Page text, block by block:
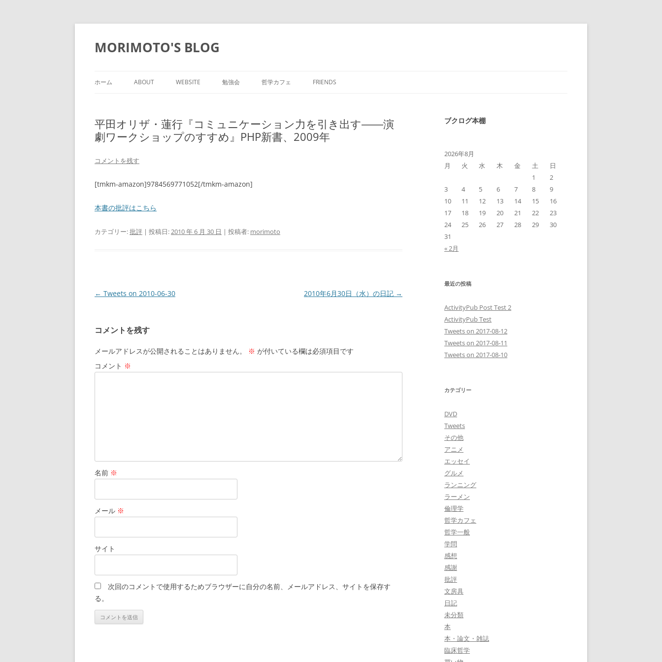
コ
ン
ツ
ッ
MORIMOTO'S BLOG
ホーム ABOUT WEBSITE 勉強会 哲学カフェ FRIENDS
平田オリザ・蓮行『コミュニケーション力を引き出す――演
劇ワークショップのすすめ』PHP新書、2009年
コメントを残す
[tmkm-amazon]9784569771052[/tmkm-amazon]
本書の批評はこちら
カテゴリー:批評 | 投稿日:2010 年 6 月 30 日 | 投稿者: morimoto
投
ビ
ゲ
ー
シ
← Tweets on 2010-06-30 2010年6月30日（水）の日記 →
コメントを残す
メールアドレスが公開されることはありません。 ※ が付いている欄は必須項目です
コメント ※
名前 ※
メール ※
サイト
次回のコメントで使用するためブラウザーに自分の名前、メールアドレス、サイトを保存す
る。
ブクログ本棚
2026年8月
月
火 水 木 金 土
日
1
2
3
4 5 6 7 8
9
10
11 12 13 14 15
16
17
18 19 20 21 22
23
24
25 26 27 28 29
30
31
« 2月
最近の投稿
ActivityPub Post Test 2
ActivityPub Test
Tweets on 2017-08-12
Tweets on 2017-08-11
Tweets on 2017-08-10
カテゴリー
DVD
Tweets
その他
アニメ
エッセイ
グルメ
ランニング
ラーメン
倫理学
哲学カフェ
哲学一般
学問
感想
感謝
批評
文房具
日記
未分類
本
本・論文・雑誌
臨床哲学